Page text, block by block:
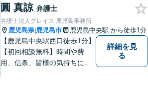
圓 真諒 弁護士
弁護士法人グレイス 鹿児島事務所
鹿児島県|鹿児島市 鹿児島中央駅 から徒歩1分
【鹿児島中央駅西口徒歩1分】
【初回相談無料】時間や費
用、信条、皆様の気持ちに重
詳細を見
る